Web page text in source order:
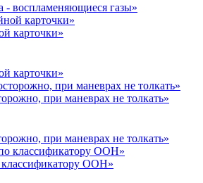
- воспламеняющиеся газы»
карточки»
карточки»
при маневрах не толкать»
при маневрах не толкать»
ООН»